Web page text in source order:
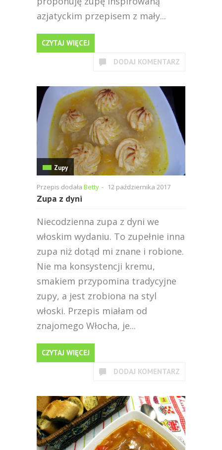
azjatyckim przepisem z mały...
CZYTAJ WIĘCEJ
DODAJ KOMENTARZ
Zupy
Przepis dodała Betty - 12 października 2017
Zupa z dyni
Niecodzienna zupa z dyni we
włoskim wydaniu. To zupełnie inna
zupa niż dotąd mi znane i robione.
Nie ma konsystencji kremu,
smakiem przypomina tradycyjne
zupy, a jest zrobiona na styl
włoski. Przepis miałam od
znajomego Włocha, je...
CZYTAJ WIĘCEJ
DODAJ KOMENTARZ